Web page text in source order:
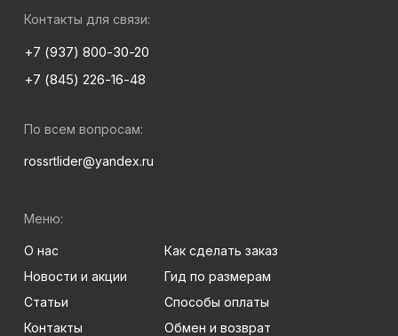
Контакты для связи:
+7 (937) 800-30-20
+7 (845) 226-16-48
По всем вопросам:
rossrtlider@yandex.ru
Меню:
О нас
Новости и акции
Статьи
Контакты
Как сделать заказ
Гид по размерам
Способы оплаты
Обмен и возврат